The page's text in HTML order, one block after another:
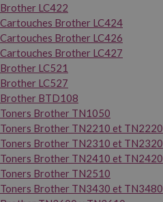
Brother LC422
Cartouches Brother LC424
Cartouches Brother LC426
Cartouches Brother LC427
Brother LC521
Brother LC527
Brother BTD108
Toners Brother TN1050
Toners Brother TN2210 et TN2220
Toners Brother TN2310 et TN2320
Toners Brother TN2410 et TN2420
Toners Brother TN2510
Toners Brother TN3430 et TN3480